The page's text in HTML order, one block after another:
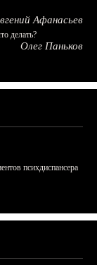
Афанасьев
делать?
Олег Паньков
психдиспансера